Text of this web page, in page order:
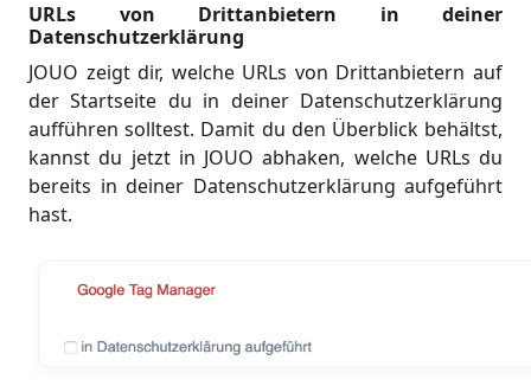
URLs von Drittanbietern in deiner
Datenschutzerklärung
JOUO zeigt dir, welche URLs von Drittanbietern auf
der Startseite du in deiner Datenschutzerklärung
aufführen solltest. Damit du den Überblick behältst,
kannst du jetzt in JOUO abhaken, welche URLs du
bereits in deiner Datenschutzerklärung aufgeführt
hast.